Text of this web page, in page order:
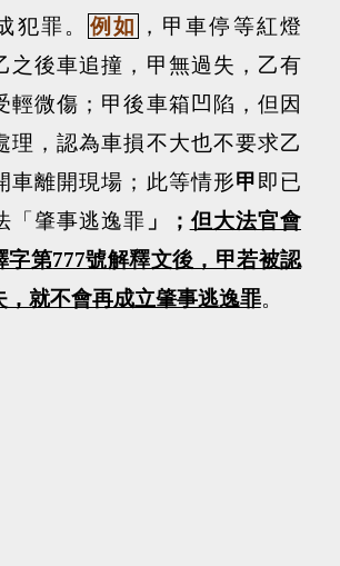
犯罪。 例如
，甲車停等紅燈
之後車追撞，甲無過失，乙有
輕微傷；甲後車箱凹陷，但因
理，認為車損不大也不要求乙
車離開現場；此等情形甲即已
「肇事逃逸罪 」； 但大法官會
字第777號解釋文後，甲若被認
，就不會再成立肇事逃逸罪。